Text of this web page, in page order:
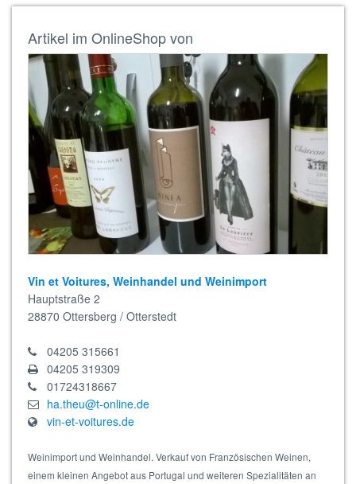
Artikel im OnlineShop von
Vin et Voitures, Weinhandel und Weinimport
Hauptstraße 2
28870 Ottersberg / Otterstedt
04205 315661
04205 319309
01724318667
ha.theu@t-online.de
vin-et-voitures.de
Weinimport und Weinhandel. Verkauf von Französischen Weinen,
einem kleinen Angebot aus Portugal und weiteren Spezialitäten an